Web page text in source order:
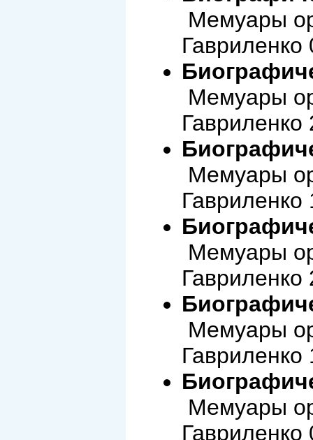
Мемуары
Мемуары
Мемуары
Мемуары
Мемуары
Мемуары